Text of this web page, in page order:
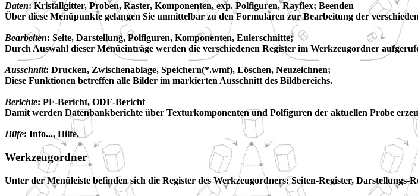
Daten: Kristallgitter, Proben, Raster, Komponenten, exp. Polfiguren, Rayflex; Beenden
Über diese Menüpunkte gelangen Sie unmittelbar zu den Formularen zur Bearbeitung der
Bearbeiten: Seite, Darstellung, Polfiguren, Komponenten, Eulerschnitte;
Durch Auswahl dieser Menüeinträge werden die verschiedenen Register im Werkzeugordner
Ausschnitt: Drucken, Zwischenablage, Speichern(*.wmf), Löschen, Neuzeichnen;
Diese Funktionen betreffen alle Bilder im markierten Ausschnitt des Bildbereichs.
Berichte: PF-Bericht, ODF-Bericht
Damit werden Datenbankberichte über Texturkomponenten und Polfiguren der aktuellen Probe
Hilfe: Info..., Hilfe.
Werkzeugordner
Unter der Menüleiste befinden sich die Register des Werkzeugordners: Seiten-Register,